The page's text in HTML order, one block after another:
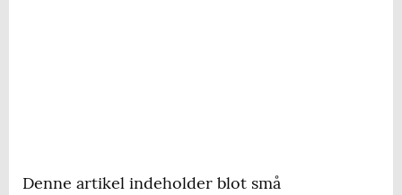
Denne artikel indeholder blot små